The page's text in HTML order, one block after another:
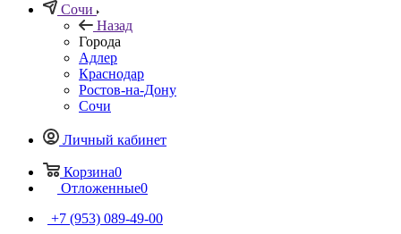
Сочи
Назад
Города
Адлер
Краснодар
Ростов-на-Дону
Сочи
Личный кабинет
Корзина0
Отложенные0
+7 (953) 089-49-00